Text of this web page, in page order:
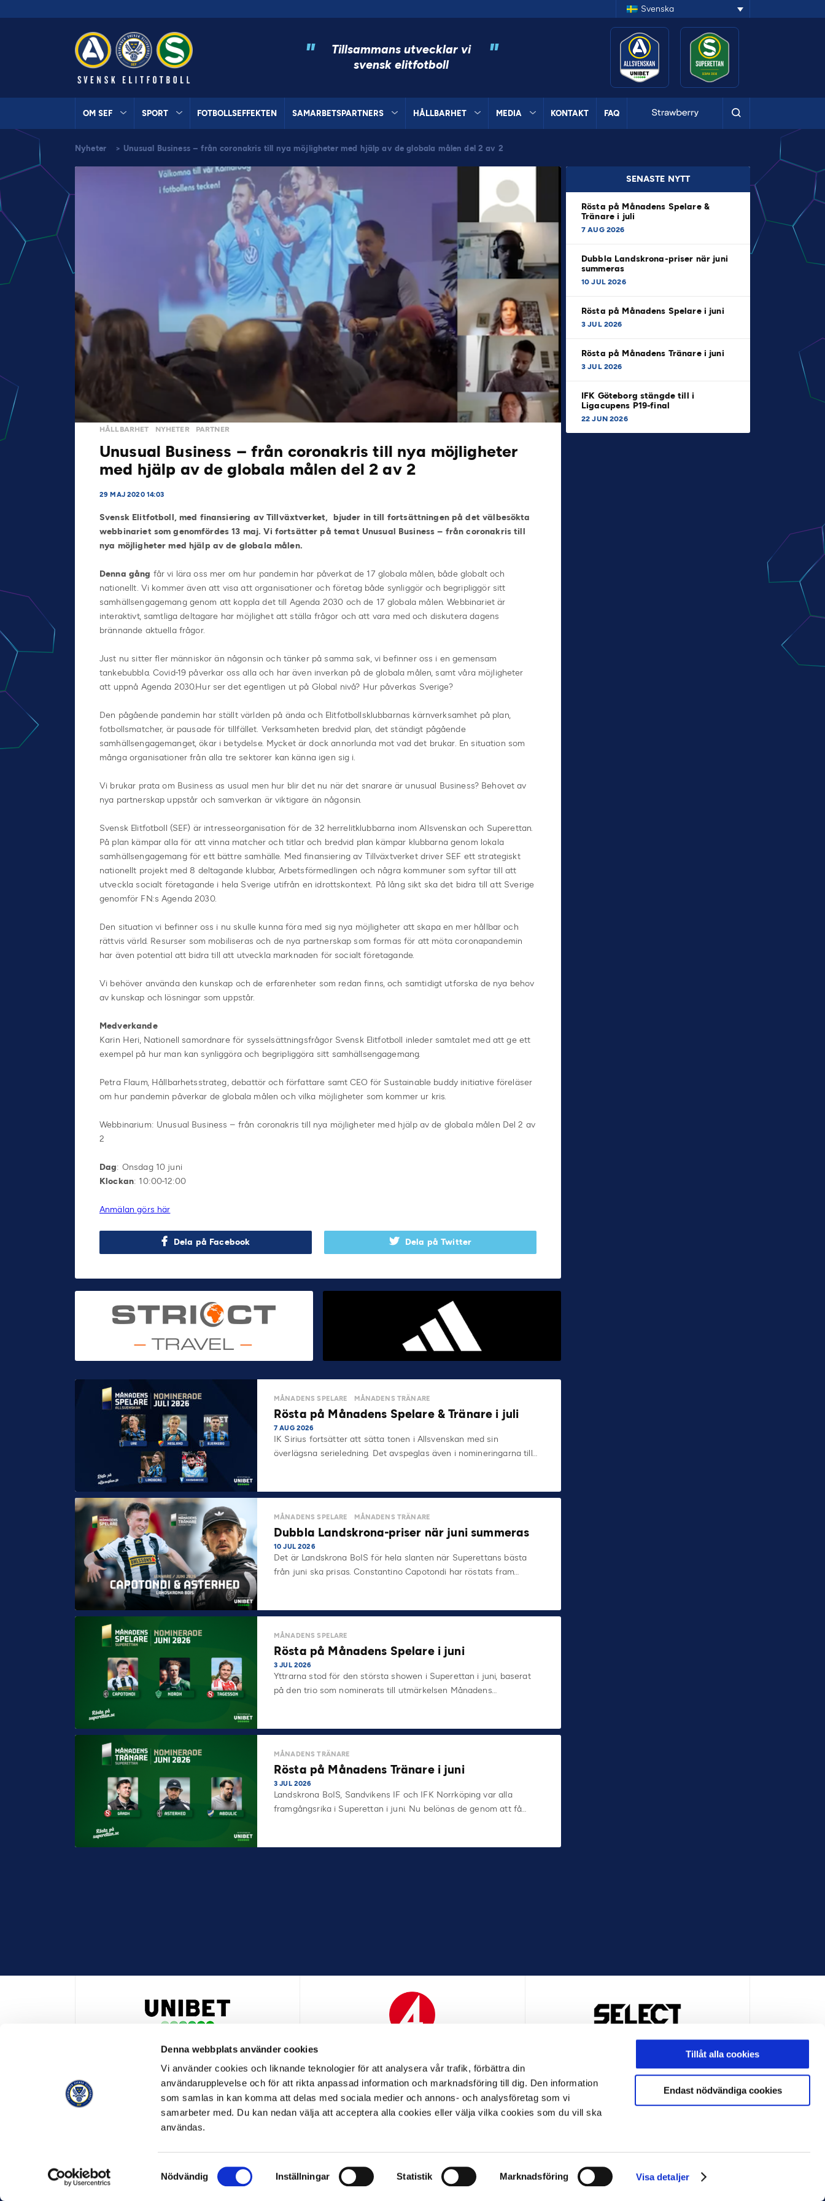
Denna webbplats använder cookies
Vi använder cookies och liknande teknologier för att analysera vår trafik, förbättra din
användarupplevelse och för att rikta anpassad information och marknadsföring till dig. Den information
som samlas in kan komma att delas med sociala medier och annons- och analysföretag som vi
samarbeter med. Du kan nedan välja att acceptera alla cookies eller välja vilka cookies som du vill ska
användas.
Samtyckesval
Nödvändig Inställningar Statistik Marknadsföring Visa detaljer
Tillåt alla cookies
Endast nödvändiga cookies
Svenska
"
Tillsammans utvecklar vi
svensk elitfotboll
"
OM SEF SPORT FOTBOLLSEFFEKTEN SAMARBETSPARTNERS HÅLLBARHET MEDIA KONTAKT FAQ
Nyheter > Unusual Business – från coronakris till nya möjligheter med hjälp av de globala målen del 2 av 2
HÅLLBARHET NYHETER PARTNER
Unusual Business – från coronakris till nya möjligheter
med hjälp av de globala målen del 2 av 2
29 MAJ 2020 14:03
Svensk Elitfotboll, med finansiering av Tillväxtverket, bjuder in till fortsättningen på det välbesökta
webbinariet som genomfördes 13 maj. Vi fortsätter på temat Unusual Business – från coronakris till
nya möjligheter med hjälp av de globala målen.
Denna gång får vi lära oss mer om hur pandemin har påverkat de 17 globala målen, både globalt och
nationellt. Vi kommer även att visa att organisationer och företag både synliggör och begripliggör sitt
samhällsengagemang genom att koppla det till Agenda 2030 och de 17 globala målen. Webbinariet är
interaktivt, samtliga deltagare har möjlighet att ställa frågor och att vara med och diskutera dagens
brännande aktuella frågor.
Just nu sitter fler människor än någonsin och tänker på samma sak, vi befinner oss i en gemensam
tankebubbla. Covid-19 påverkar oss alla och har även inverkan på de globala målen, samt våra möjligheter
att uppnå Agenda 2030.Hur ser det egentligen ut på Global nivå? Hur påverkas Sverige?
Den pågående pandemin har ställt världen på ända och Elitfotbollsklubbarnas kärnverksamhet på plan,
fotbollsmatcher, är pausade för tillfället. Verksamheten bredvid plan, det ständigt pågående
samhällsengagemanget, ökar i betydelse. Mycket är dock annorlunda mot vad det brukar. En situation som
många organisationer från alla tre sektorer kan känna igen sig i.
Vi brukar prata om Business as usual men hur blir det nu när det snarare är unusual Business? Behovet av
nya partnerskap uppstår och samverkan är viktigare än någonsin.
Svensk Elitfotboll (SEF) är intresseorganisation för de 32 herrelitklubbarna inom Allsvenskan och Superettan.
På plan kämpar alla för att vinna matcher och titlar och bredvid plan kämpar klubbarna genom lokala
samhällsengagemang för ett bättre samhälle. Med finansiering av Tillväxtverket driver SEF ett strategiskt
nationellt projekt med 8 deltagande klubbar, Arbetsförmedlingen och några kommuner som syftar till att
utveckla socialt företagande i hela Sverige utifrån en idrottskontext. På lång sikt ska det bidra till att Sverige
genomför FN:s Agenda 2030.
Den situation vi befinner oss i nu skulle kunna föra med sig nya möjligheter att skapa en mer hållbar och
rättvis värld. Resurser som mobiliseras och de nya partnerskap som formas för att möta coronapandemin
har även potential att bidra till att utveckla marknaden för socialt företagande.
Vi behöver använda den kunskap och de erfarenheter som redan finns, och samtidigt utforska de nya behov
av kunskap och lösningar som uppstår.
Medverkande
Karin Heri, Nationell samordnare för sysselsättningsfrågor Svensk Elitfotboll inleder samtalet med att ge ett
exempel på hur man kan synliggöra och begripliggöra sitt samhällsengagemang.
Petra Flaum, Hållbarhetsstrateg, debattör och författare samt CEO för Sustainable buddy initiative föreläser
om hur pandemin påverkar de globala målen och vilka möjligheter som kommer ur kris.
Webbinarium: Unusual Business – från coronakris till nya möjligheter med hjälp av de globala målen Del 2 av
2
Dag: Onsdag 10 juni
Klockan: 10:00-12:00
Anmälan görs här
Dela på Facebook Dela på Twitter
SENASTE NYTT
Rösta på Månadens Spelare &
Tränare i juli
7 AUG 2026
Dubbla Landskrona-priser när juni
summeras
10 JUL 2026
Rösta på Månadens Spelare i juni
3 JUL 2026
Rösta på Månadens Tränare i juni
3 JUL 2026
IFK Göteborg stängde till i
Ligacupens P19-final
22 JUN 2026
MÅNADENS SPELARE MÅNADENS TRÄNARE
Rösta på Månadens Spelare & Tränare i juli
7 AUG 2026
IK Sirius fortsätter att sätta tonen i Allsvenskan med sin
överlägsna serieledning. Det avspeglas även i nomineringarna till…
MÅNADENS SPELARE MÅNADENS TRÄNARE
Dubbla Landskrona-priser när juni summeras
10 JUL 2026
Det är Landskrona BoIS för hela slanten när Superettans bästa
från juni ska prisas. Constantino Capotondi har röstats fram…
MÅNADENS SPELARE
Rösta på Månadens Spelare i juni
3 JUL 2026
Yttrarna stod för den största showen i Superettan i juni, baserat
på den trio som nominerats till utmärkelsen Månadens…
MÅNADENS TRÄNARE
Rösta på Månadens Tränare i juni
3 JUL 2026
Landskrona BoIS, Sandvikens IF och IFK Norrköping var alla
framgångsrika i Superettan i juni. Nu belönas de genom att få…
HUVUDPARTNER OCH PRESENTING PARTNER ALLSVENSKAN
OM SVENSK ELITFOTBOLL ALLMÄNNA VILLKOR INTEGRITETSPOLICY
© SVENSK ELITFOTBOLL 2026